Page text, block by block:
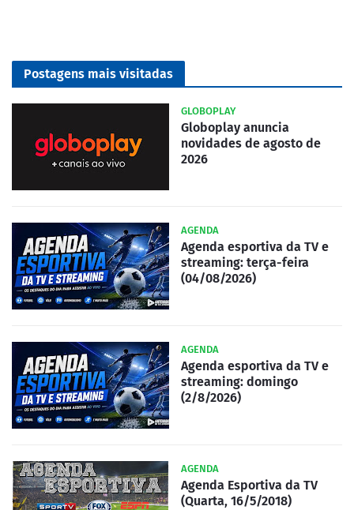
Postagens mais visitadas
GLOBOPLAY
Globoplay anuncia
novidades de agosto de
2026
AGENDA
Agenda esportiva da TV e
streaming: terça-feira
(04/08/2026)
AGENDA
Agenda esportiva da TV e
streaming: domingo
(2/8/2026)
AGENDA
Agenda Esportiva da TV
(Quarta, 16/5/2018)